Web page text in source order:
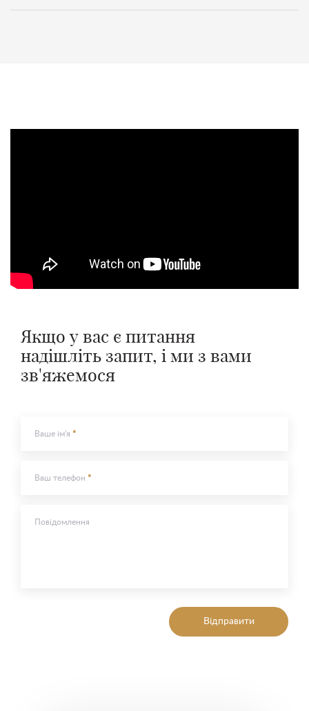
Якщо у вас є питання
надішліть запит, і ми з вами
зв'яжемося
Ваше ім'я
Ваш телефон
Повідомлення
Відправити
Залишити